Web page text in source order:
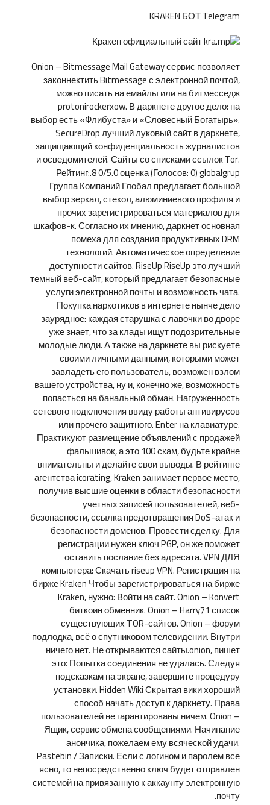
KRAKEN БОТ Telegram
Onion – Bitmessage Mail Gateway сервис позволяет
законнектить Bitmessage с электронной почтой,
можно писать на емайлы или на битмесседж
protonirockerxow. В даркнете другое дело: на
выбор есть «Флибуста» и «Словесный Богатырь».
SecureDrop лучший луковый сайт в даркнете,
защищающий конфиденциальность журналистов
и осведомителей. Сайты со списками ссылок Tor.
Рейтинг:.8 0/5.0 оценка (Голосов: 0) globalgrup
Группа Компаний Глобал предлагает большой
выбор зеркал, стекол, алюминиевого профиля и
прочих зарегистрироваться материалов для
шкафов-к. Согласно их мнению, даркнет основная
помеха для создания продуктивных DRM
технологий. Автоматическое определение
доступности сайтов. RiseUp RiseUp это лучший
темный веб-сайт, который предлагает безопасные
услуги электронной почты и возможность чата.
Покупка наркотиков в интернете нынче дело
заурядное: каждая старушка с лавочки во дворе
уже знает, что за клады ищут подозрительные
молодые люди. А также на даркнете вы рискуете
своими личными данными, которыми может
завладеть его пользователь, возможен взлом
вашего устройства, ну и, конечно же, возможность
попасться на банальный обман. Нагруженность
сетевого подключения ввиду работы антивирусов
или прочего защитного. Enter на клавиатуре.
Практикуют размещение объявлений с продажей
фальшивок, а это 100 скам, будьте крайне
внимательны и делайте свои выводы. В рейтинге
агентства icorating, Kraken занимает первое место,
получив высшие оценки в области безопасности
учетных записей пользователей, веб-
безопасности, ссылка предотвращения DoS-атак и
безопасности доменов. Провести сделку. Для
регистрации нужен ключ PGP, он же поможет
оставить послание без адресата. VPN ДЛЯ
компьютера: Скачать riseup VPN. Регистрация на
бирже Kraken Чтобы зарегистрироваться на бирже
Kraken, нужно: Войти на сайт. Onion – Konvert
биткоин обменник. Onion – Harry71 список
существующих TOR-сайтов. Onion – форум
подлодка, всё о спутниковом телевидении. Внутри
ничего нет. Не открываются сайты.onion, пишет
это: Попытка соединения не удалась. Следуя
подсказкам на экране, завершите процедуру
установки. Hidden Wiki Скрытая вики хороший
способ начать доступ к даркнету. Права
пользователей не гарантированы ничем. Onion –
Ящик, сервис обмена сообщениями. Начинание
анончика, пожелаем ему всяческой удачи.
Pastebin / Записки. Если с логином и паролем все
ясно, то непосредственно ключ будет отправлен
системой на привязанную к аккаунту электронную
почту.